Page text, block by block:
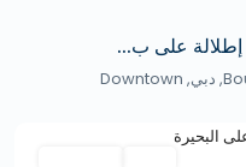
على ب...
دبي,
Downtown